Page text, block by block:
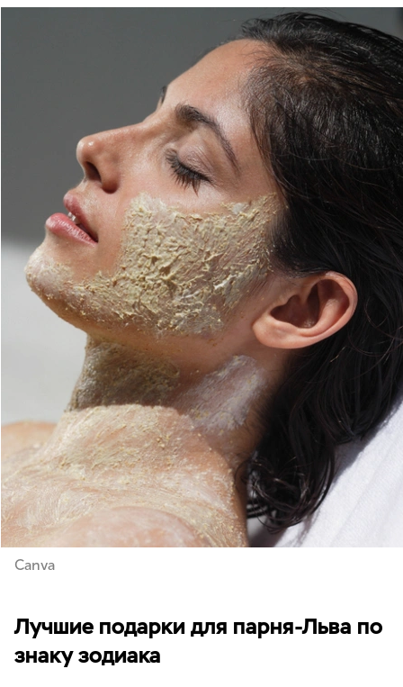
Canva
Лучшие подарки для парня-Льва по
знаку зодиака